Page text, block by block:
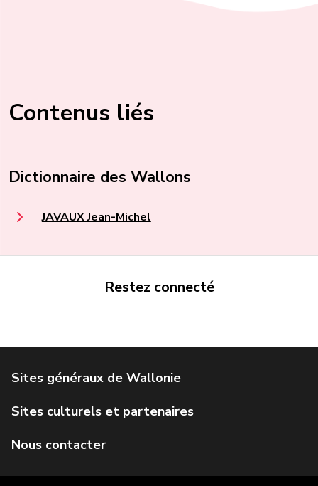
Contenus liés
Dictionnaire des Wallons
JAVAUX Jean-Michel
Restez connecté
Service public de Wallonie
Géoportail de la Wallonie
IWEPS
Agence Wallonne du Patrimoine